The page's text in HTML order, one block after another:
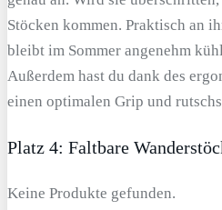
Stöcken kommen. Praktisch an
bleibt im Sommer angenehm
Außerdem hast du dank des
einen optimalen Grip und
Platz 4: Faltbare
Keine Produkte gefunden.